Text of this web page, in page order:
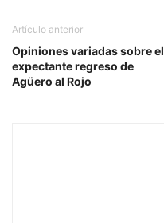
Artículo anterior
Opiniones variadas sobre el
expectante regreso de
Agüero al Rojo